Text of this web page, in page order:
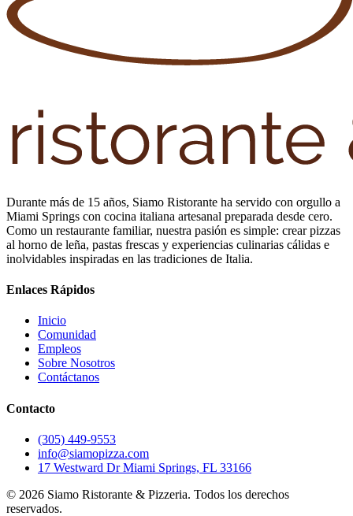
Durante más de 15 años, Siamo Ristorante ha servido con orgullo a
Miami Springs con cocina italiana artesanal preparada desde cero.
Como un restaurante familiar, nuestra pasión es simple: crear pizzas
al horno de leña, pastas frescas y experiencias culinarias cálidas e
inolvidables inspiradas en las tradiciones de Italia.
Enlaces Rápidos
Inicio
Comunidad
Empleos
Sobre Nosotros
Contáctanos
Contacto
(305) 449-9553
info@siamopizza.com
17 Westward Dr Miami Springs, FL 33166
© 2026 Siamo Ristorante & Pizzeria. Todos los derechos
reservados.